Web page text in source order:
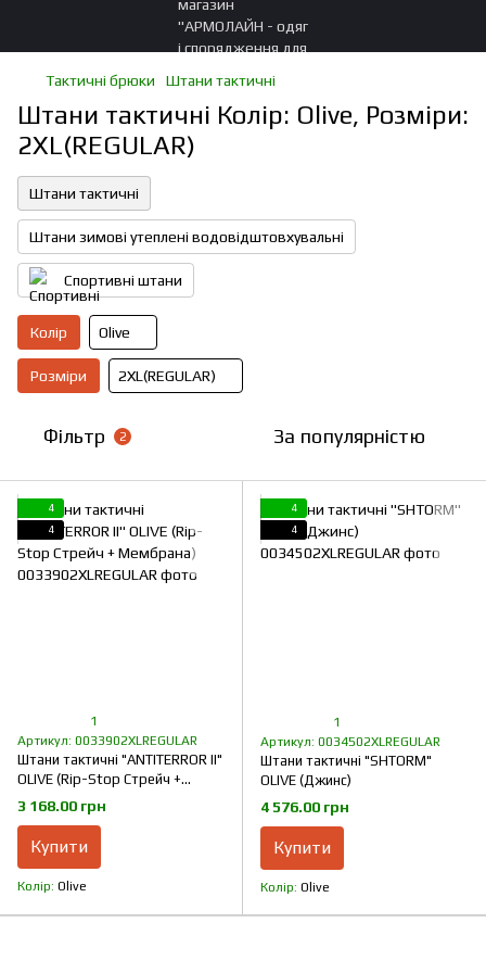
Тактичні брюки Штани тактичні
Штани тактичні Колір: Olive, Розміри:
2XL(REGULAR)
Штани тактичні
Штани зимові утеплені водовідштовхувальні
Спортивні штани
Колір Olive
Розміри 2XL(REGULAR)
Фільтр 2 За популярністю
4
4
1
Артикул: 0033902XLREGULAR
Штани тактичні "ANTITERROR II"
OLIVE (Rip-Stop Стрейч +
Мембрана)
3 168.00 грн
Купити
Колір Olive
4
4
1
Артикул: 0034502XLREGULAR
Штани тактичні "SHTORM"
OLIVE (Джинс)
4 576.00 грн
Купити
Колір Olive